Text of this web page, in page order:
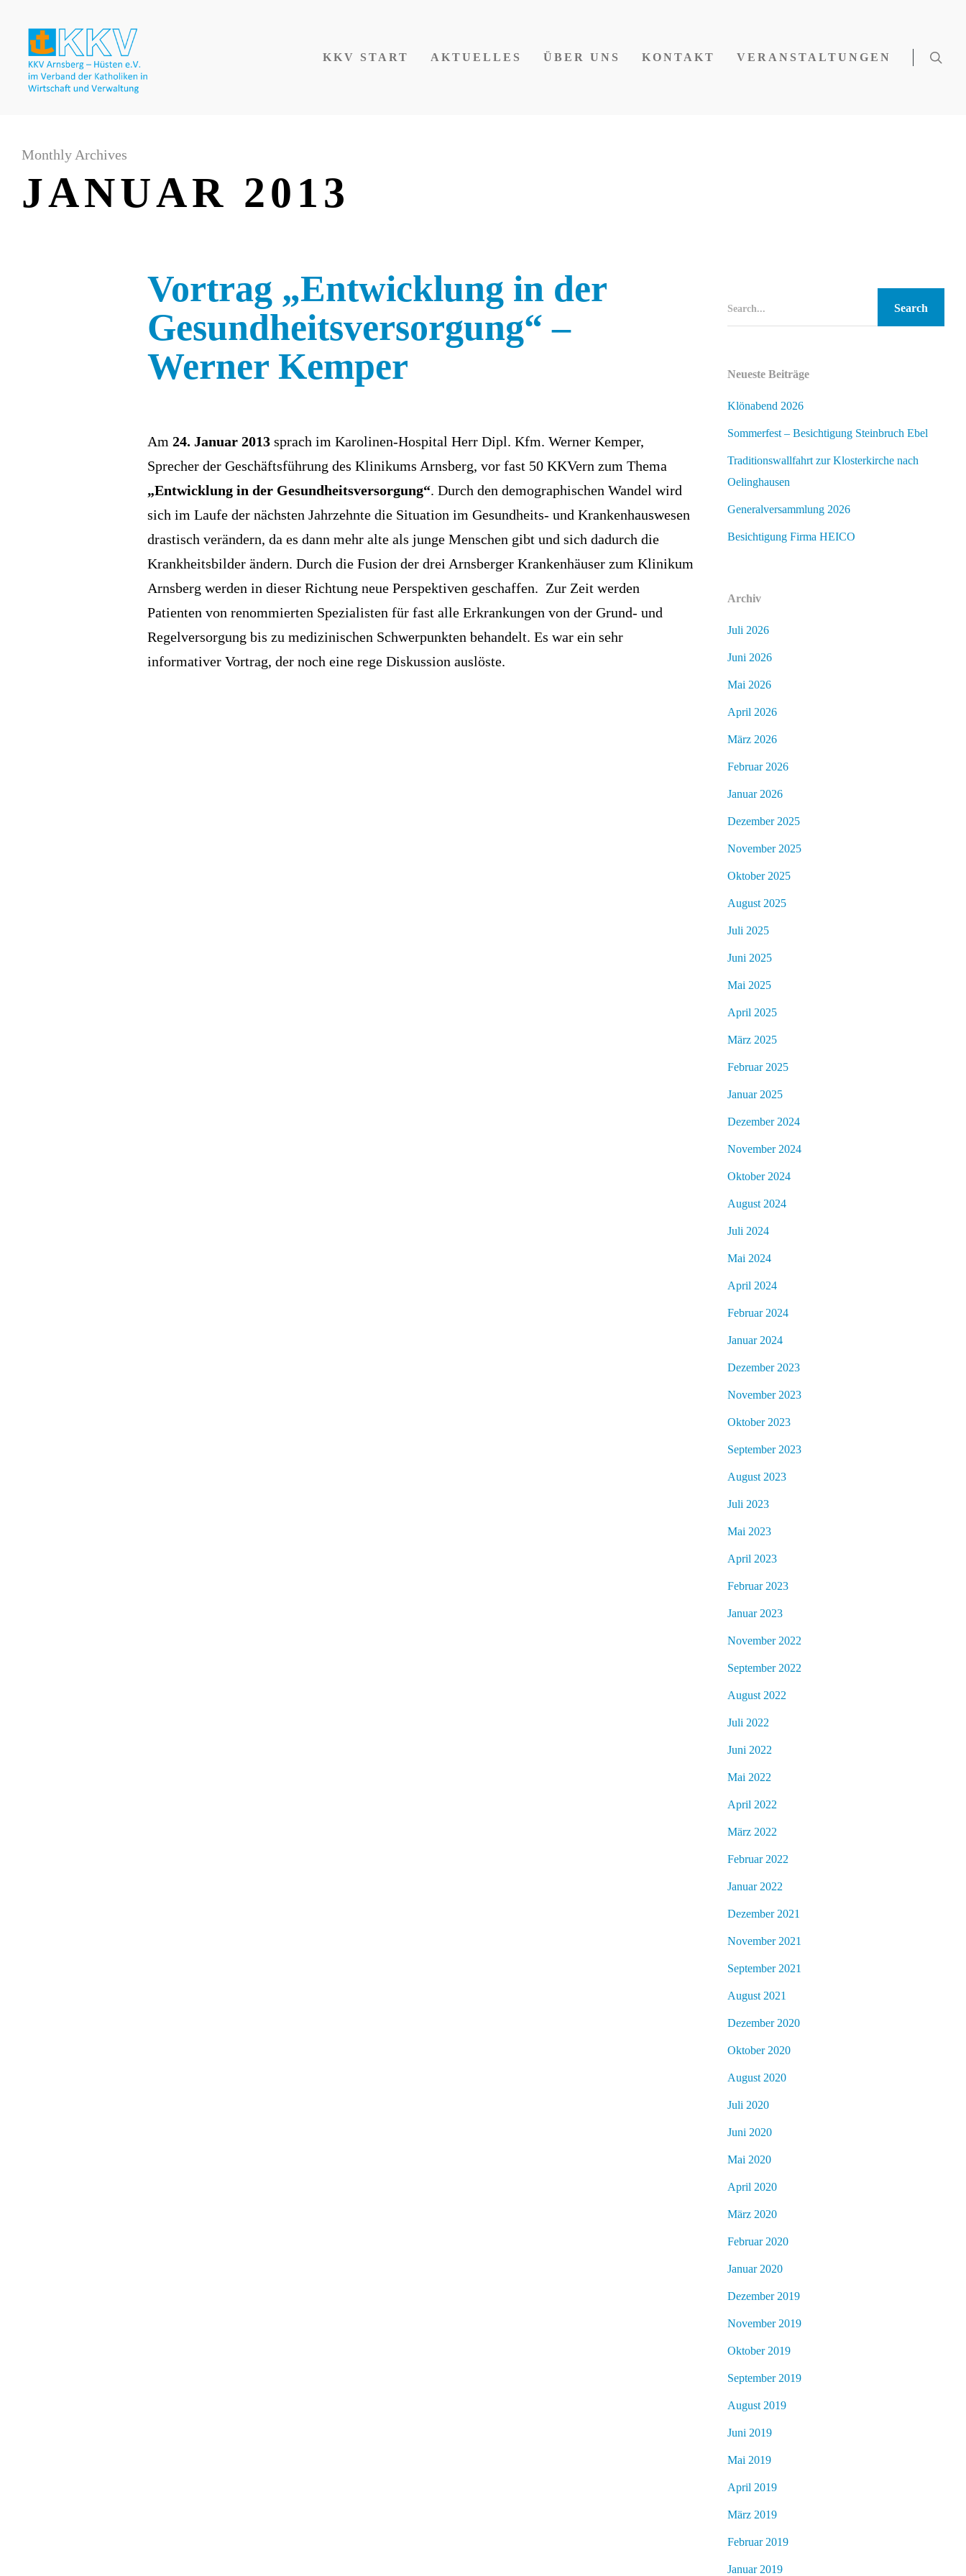
KKV START AKTUELLES ÜBER UNS KONTAKT VERANSTALTUNGEN
Monthly Archives
JANUAR 2013
Vortrag „Entwicklung in der
Gesundheitsversorgung“ –
Werner Kemper
Am 24. Januar 2013 sprach im Karolinen-Hospital Herr Dipl. Kfm. Werner Kemper,
Sprecher der Geschäftsführung des Klinikums Arnsberg, vor fast 50 KKVern zum Thema
„Entwicklung in der Gesundheitsversorgung“. Durch den demographischen Wandel wird
sich im Laufe der nächsten Jahrzehnte die Situation im Gesundheits- und Krankenhauswesen
drastisch verändern, da es dann mehr alte als junge Menschen gibt und sich dadurch die
Krankheitsbilder ändern. Durch die Fusion der drei Arnsberger Krankenhäuser zum Klinikum
Arnsberg werden in dieser Richtung neue Perspektiven geschaffen. Zur Zeit werden
Patienten von renommierten Spezialisten für fast alle Erkrankungen von der Grund- und
Regelversorgung bis zu medizinischen Schwerpunkten behandelt. Es war ein sehr
informativer Vortrag, der noch eine rege Diskussion auslöste.
Search...
Neueste Beiträge
Klönabend 2026
Sommerfest – Besichtigung Steinbruch Ebel
Traditionswallfahrt zur Klosterkirche nach
Oelinghausen
Generalversammlung 2026
Besichtigung Firma HEICO
Archiv
Juli 2026
Juni 2026
Mai 2026
April 2026
März 2026
Februar 2026
Januar 2026
Dezember 2025
November 2025
Oktober 2025
August 2025
Juli 2025
Juni 2025
Mai 2025
April 2025
März 2025
Februar 2025
Januar 2025
Dezember 2024
November 2024
Oktober 2024
August 2024
Juli 2024
Mai 2024
April 2024
Februar 2024
Januar 2024
Dezember 2023
November 2023
Oktober 2023
September 2023
August 2023
Juli 2023
Mai 2023
April 2023
Februar 2023
Januar 2023
November 2022
September 2022
August 2022
Juli 2022
Juni 2022
Mai 2022
April 2022
März 2022
Februar 2022
Januar 2022
Dezember 2021
November 2021
September 2021
August 2021
Dezember 2020
Oktober 2020
August 2020
Juli 2020
Juni 2020
Mai 2020
April 2020
März 2020
Februar 2020
Januar 2020
Dezember 2019
November 2019
Oktober 2019
September 2019
August 2019
Juni 2019
Mai 2019
April 2019
März 2019
Februar 2019
Januar 2019